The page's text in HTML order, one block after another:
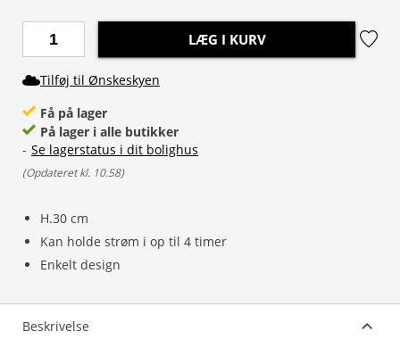
H.30 cm
Kan holde strøm i op til 4 timer
Enkelt design
LÆG I KURV
Tilføj til Ønskeskyen
Få på lager
På lager i alle butikker
- Se lagerstatus i dit bolighus
(Opdateret kl. 10.58)
Beskrivelse